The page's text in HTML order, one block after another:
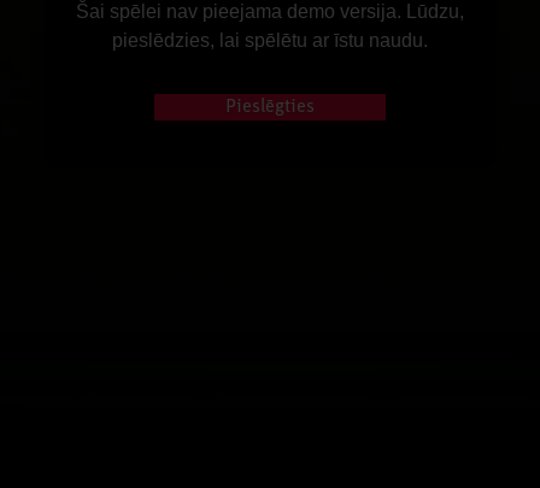
Šai spēlei nav pieejama demo versija. Lūdzu,
pieslēdzies, lai spēlētu ar īstu naudu.
Pieslēgties